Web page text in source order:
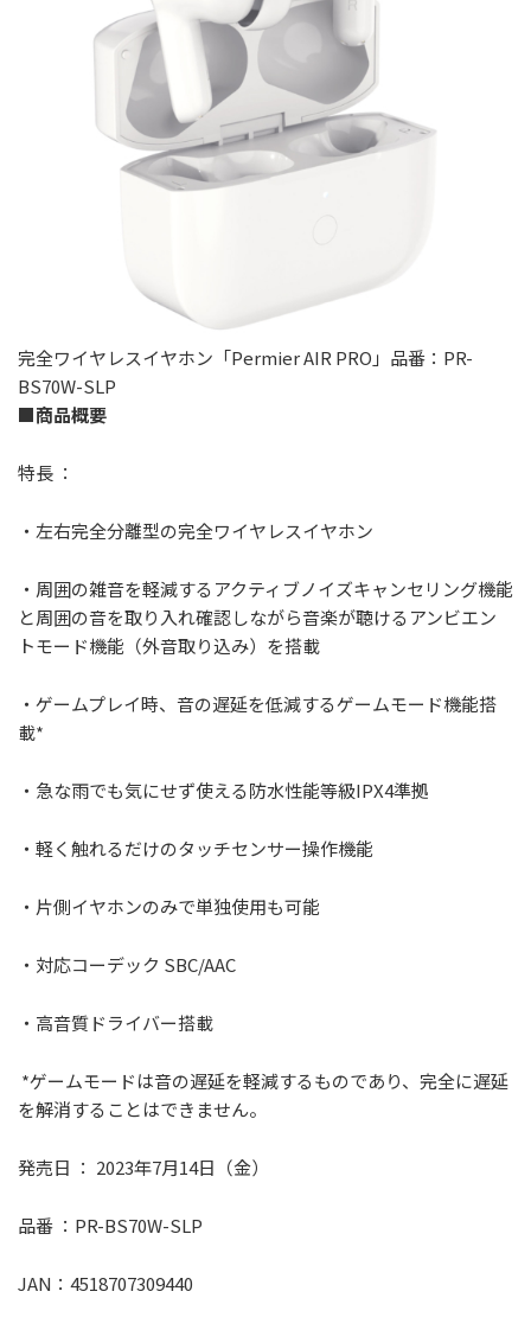
完全ワイヤレスイヤホン「Permier AIR PRO」品番：PR-
BS70W-SLP
■商品概要
特⻑ ：
・左右完全分離型の完全ワイヤレスイヤホン
・周囲の雑音を軽減するアクティブノイズキャンセリング機能
と周囲の音を取り入れ確認しながら音楽が聴けるアンビエン
トモード機能（外音取り込み）を搭載
・ゲームプレイ時、音の遅延を低減するゲームモード機能搭
載*
・急な⾬でも気にせず使える防水性能等級IPX4準拠
・軽く触れるだけのタッチセンサー操作機能
・⽚側イヤホンのみで単独使⽤も可能
・対応コーデック SBC/AAC
・⾼⾳質ドライバー搭載
*ゲームモードは音の遅延を軽減するものであり、完全に遅延
を解消することはできません。
発売⽇ ： 2023年7⽉14⽇（金）
品番 ：PR-BS70W-SLP
JAN：4518707309440